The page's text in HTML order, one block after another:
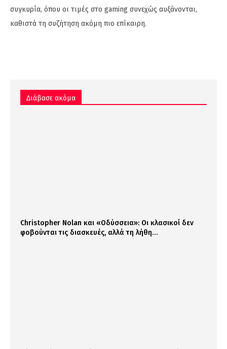
συγκυρία, όπου οι τιμές στο gaming συνεχώς αυξάνονται,
καθιστά τη συζήτηση ακόμη πιο επίκαιρη.
Διάβασε ακόμα
Christopher Nolan και «Οδύσσεια»: Οι κλασικοί δεν
φοβούνται τις διασκευές, αλλά τη λήθη…